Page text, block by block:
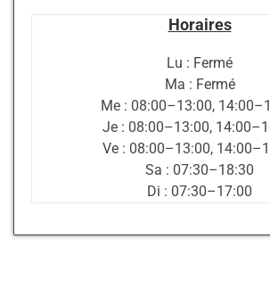
Horaires
Lu : Fermé
Ma : Fermé
Me : 08:00–13:00,
Je : 08:00–13:00,
Ve : 08:00–13:00,
Sa : 07:30–18:30
Di : 07:30–17:00